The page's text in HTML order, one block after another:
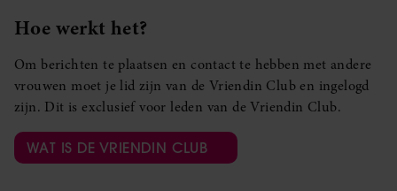
Hoe werkt het?
Om berichten te plaatsen en contact te hebben met andere
vrouwen moet je lid zijn van de Vriendin Club en ingelogd
zijn. Dit is exclusief voor leden van de Vriendin Club.
WAT IS DE VRIENDIN CLUB